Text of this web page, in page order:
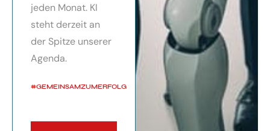
jeden Monat. KI
steht derzeit an
der Spitze unserer
Agenda.
#GEMEINSAMZUMERFOLG